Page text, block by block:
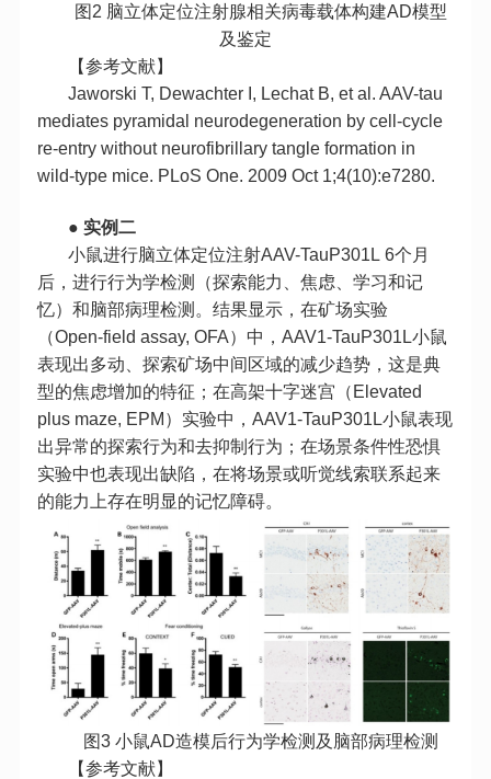
图2 脑立体定位注射腺相关病毒载体构建AD模型
及鉴定
【参考文献】
Jaworski T, Dewachter I, Lechat B, et al. AAV-tau
mediates pyramidal neurodegeneration by cell-cycle
re-entry without neurofibrillary tangle formation in
wild-type mice. PLoS One. 2009 Oct 1;4(10):e7280.
●实例二
小鼠进行脑立体定位注射AAV-TauP301L 6个月
后，进行行为学检测（探索能力、焦虑、学习和记
忆）和脑部病理检测。结果显示，在矿场实验
（Open-field assay, OFA）中，AAV1-TauP301L小鼠
表现出多动、探索矿场中间区域的减少趋势，这是典
型的焦虑增加的特征；在高架十字迷宫（Elevated
plus maze, EPM）实验中，AAV1-TauP301L小鼠表现
出异常的探索行为和去抑制行为；在场景条件性恐惧
实验中也表现出缺陷，在将场景或听觉线索联系起来
的能力上存在明显的记忆障碍。
图3 小鼠AD造模后行为学检测及脑部病理检测
【参考文献】